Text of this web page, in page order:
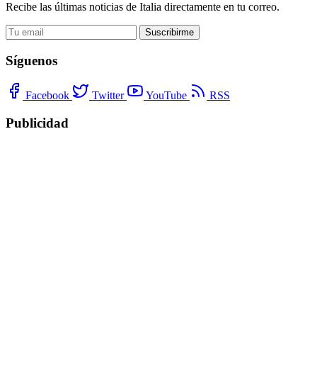
Recibe las últimas noticias de Italia directamente en tu correo.
Suscribirme
Síguenos
Facebook Twitter YouTube RSS
Publicidad